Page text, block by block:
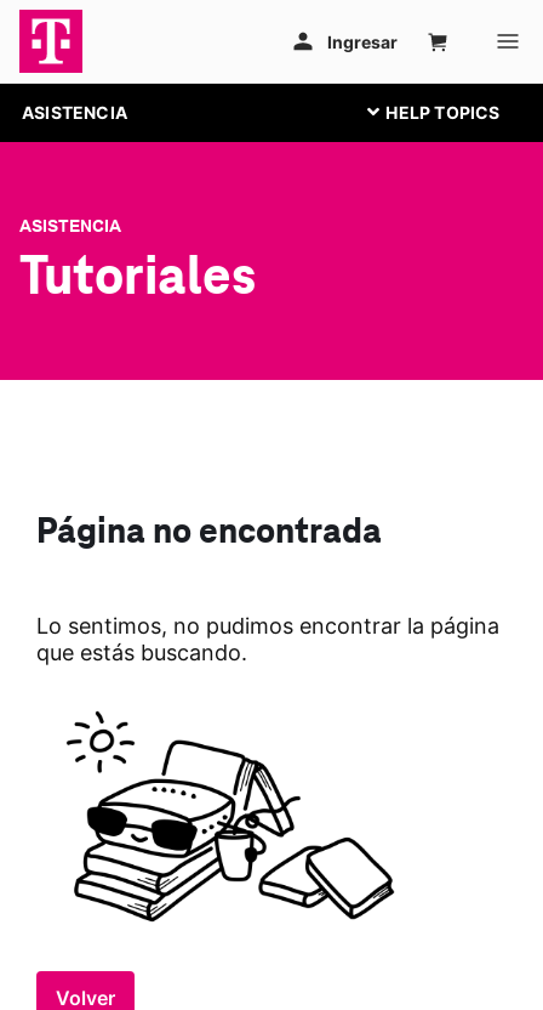
ASISTENCIA
ASISTENCIA
Tutoriales